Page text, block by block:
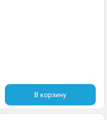
В корзину